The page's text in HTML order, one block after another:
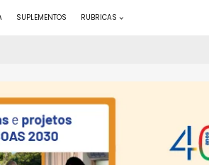
SUPLEMENTOS RUBRICAS